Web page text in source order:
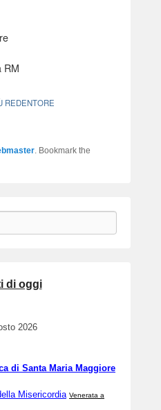
RM
REDENTORE
. Bookmark the
di oggi
2026
di Santa Maria Maggiore
Misericordia Venerata a